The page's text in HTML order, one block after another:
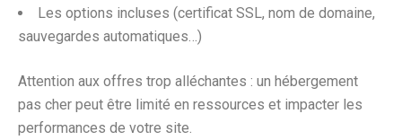
Les options incluses (certificat SSL, nom de domaine,
sauvegardes automatiques…)
Attention aux offres trop alléchantes : un hébergement
pas cher peut être limité en ressources et impacter les
performances de votre site.